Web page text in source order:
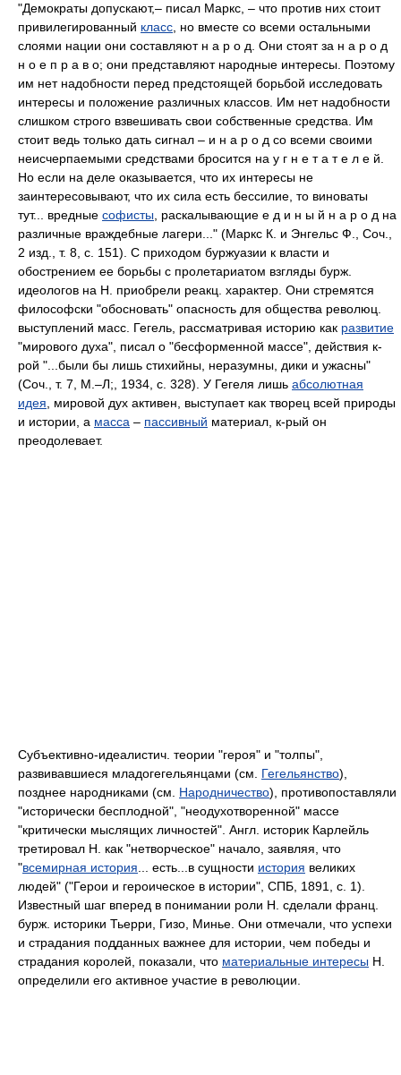
"Демократы допускают,– писал Маркс, – что против них стоит
привилегированный класс , но вместе со всеми остальными
слоями нации они составляют н а р о д. Они стоят за н а р о д
н о е п р а в о; они представляют народные интересы. Поэтому
им нет надобности перед предстоящей борьбой исследовать
интересы и положение различных классов. Им нет надобности
слишком строго взвешивать свои собственные средства. Им
стоит ведь только дать сигнал – и н а р о д со всеми своими
неисчерпаемыми средствами бросится на у г н е т а т е л е й.
Но если на деле оказывается, что их интересы не
заинтересовывают, что их сила есть бессилие, то виноваты
тут... вредные софисты , раскалывающие е д и н ы й н а р о д на
различные враждебные лагери..." (Маркс К. и Энгельс Ф., Соч.,
2 изд., т. 8, с. 151). С приходом буржуазии к власти и
обострением ее борьбы с пролетариатом взгляды бурж.
идеологов на Н. приобрели реакц. характер. Они стремятся
философски "обосновать" опасность для общества революц.
выступлений масс. Гегель, рассматривая историю как развитие
"мирового духа", писал о "бесформенной массе", действия к-
рой "...были бы лишь стихийны, неразумны, дики и ужасны"
(Соч., т. 7, М.–Л;, 1934, с. 328). У Гегеля лишь абсолютная
идея , мировой дух активен, выступает как творец всей природы
и истории, а масса – пассивный материал, к-рый он
преодолевает.
Субъективно-идеалистич. теории "героя" и "толпы",
развивавшиеся младогегельянцами (см. Гегельянство),
позднее народниками (см. Народничество), противопоставляли
"исторически бесплодной", "неодухотворенной" массе
"критически мыслящих личностей". Англ. историк Карлейль
третировал Н. как "нетворческое" начало, заявляя, что
"всемирная история ... есть...в сущности история великих
людей" ("Герои и героическое в истории", СПБ, 1891, с. 1).
Известный шаг вперед в понимании роли Н. сделали франц.
бурж. историки Тьерри, Гизо, Минье. Они отмечали, что успехи
и страдания подданных важнее для истории, чем победы и
страдания королей, показали, что материальные интересы Η.
определили его активное участие в революции.